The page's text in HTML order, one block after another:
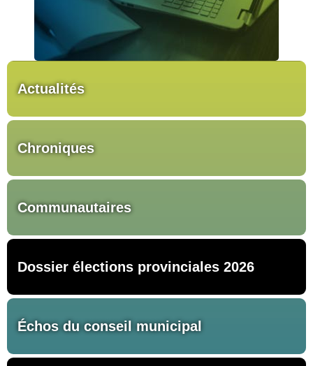
Actualités
Chroniques
Communautaires
Dossier élections provinciales 2026
Échos du conseil municipal